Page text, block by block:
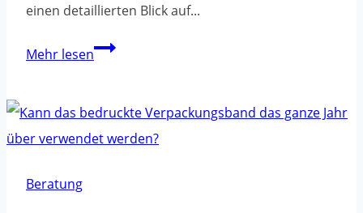
einen detaillierten Blick auf...
Mehr lesenPapierklebeband
Beratung